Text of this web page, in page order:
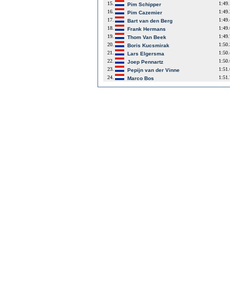
15.
Pim Schipper
16.
Pim Cazemier
17.
Bart van den Berg
18.
Frank Hermans
19.
Thom Van Beek
20.
Boris Kucsmirak
21.
Lars Elgersma
22.
Joep Pennartz
23.
Pepijn van der Vinne
24.
Marco Bos